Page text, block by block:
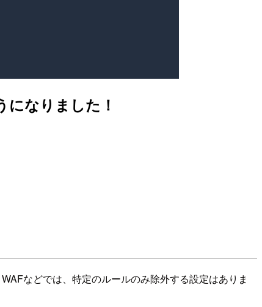
なりました！
などでは、特定のルールのみ除外する設定はありま